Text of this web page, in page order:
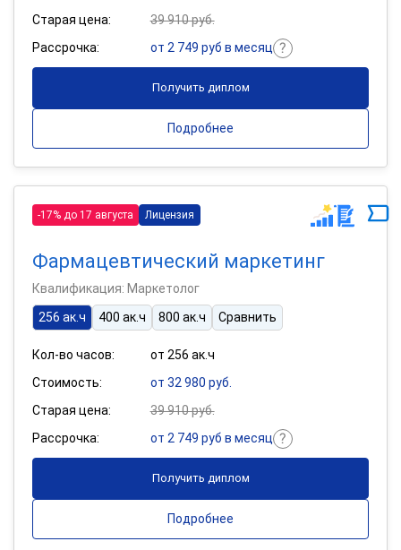
Старая цена:
39 910 руб.
Рассрочка:
от 2 749 руб в месяц
Получить диплом
Подробнее
-17% до 17 августа Лицензия
Фармацевтический маркетинг
Квалификация: Маркетолог
256 ак.ч
400 ак.ч 800 ак.ч Сравнить
Кол-во часов:
от 256 ак.ч
Стоимость:
от 32 980 руб.
Старая цена:
39 910 руб.
Рассрочка:
от 2 749 руб в месяц
Получить диплом
Подробнее